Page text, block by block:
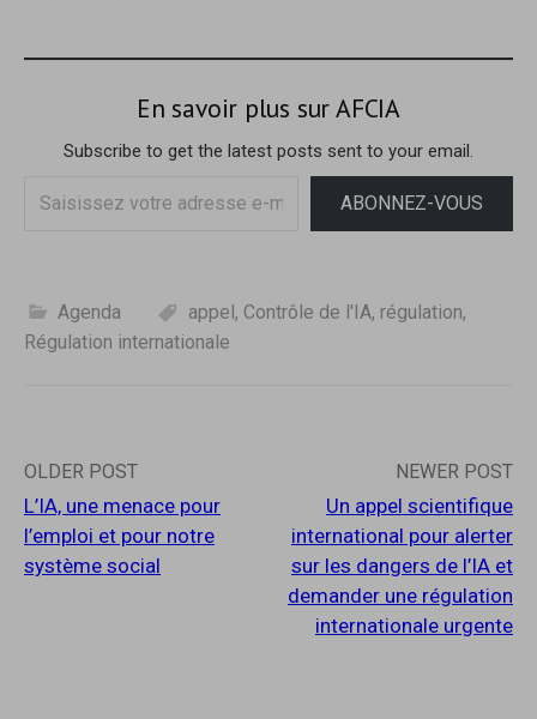
o
l
e
n
n
l
l
e
En savoir plus sur AFCIA
Subscribe to get the latest posts sent to your email.
mail…
ABONNEZ-VOUS
Agenda appel, Contrôle de l'IA, régulation,
Régulation internationale
Post
navigation
OLDER POST
L’IA, une menace pour
l’emploi et pour notre
système social
NEWER POST
Un appel scientifique
international pour alerter
sur les dangers de l’IA et
demander une régulation
internationale urgente